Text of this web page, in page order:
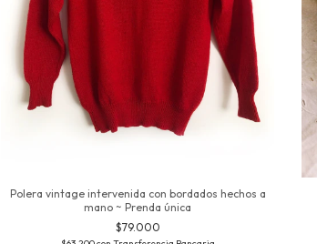
Polera vintage intervenida con bordados hechos a
mano ~ Prenda única
$79.000